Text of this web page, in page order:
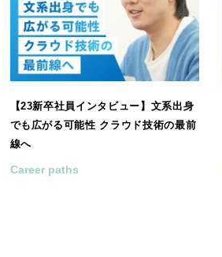
【23新卒社員インタビュー】文系出身
でも広がる可能性 クラウド技術の最前
線へ
Career paths